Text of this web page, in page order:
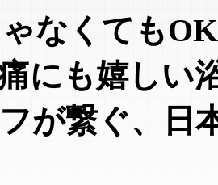
なくてもOK
にも嬉しい
が繋ぐ、日